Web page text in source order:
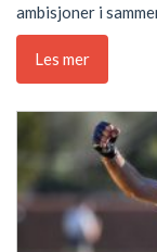
ambisjoner i
Les mer